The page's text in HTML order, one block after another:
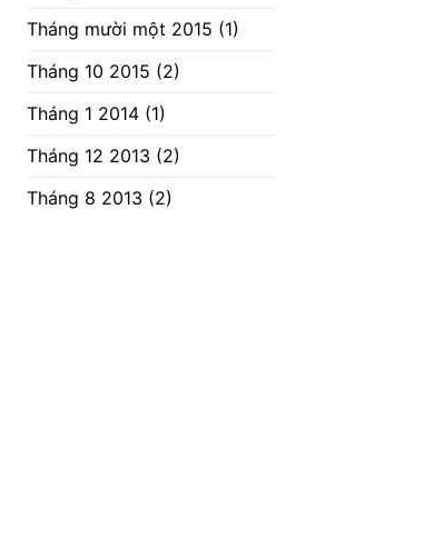
Tháng mười một 2015 (1)
Tháng 10 2015 (2)
Tháng 1 2014 (1)
Tháng 12 2013 (2)
Tháng 8 2013 (2)